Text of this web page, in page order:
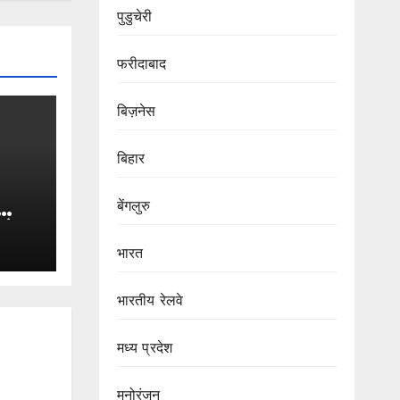
पुडुचेरी
फरीदाबाद
बिज़नेस
बिहार
बेंगलुरु
भारत
भारतीय रेलवे
मध्य प्रदेश
मनोरंजन